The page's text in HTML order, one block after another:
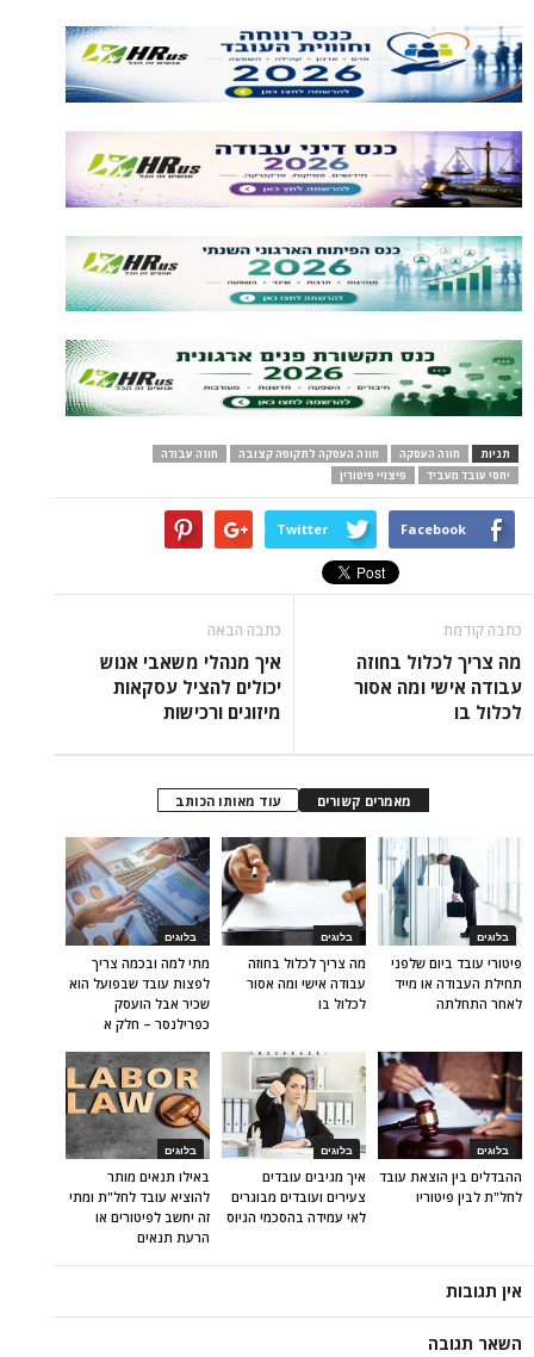
תגיות חוזה העסקה חוזה העסקה לתקופה קצובה
חוזה עבודה
יחסי עובד מעביד
פיצויי פיטורין
Facebook
Twitter
כתבה קודמת
מה צריך לכלול בחוזה
עבודה אישי ומה אסור
לכלול בו
כתבה הבאה
איך מנהלי משאבי אנוש
יכולים להציל עסקאות
מיזוגים ורכישות
מאמרים קשורים עוד מאותו הכותב
בלוגים
מתי למה ובכמה צריך
לפצות עובד שבפועל הוא
שכיר אבל הועסק
כפרילנסר – חלק א
בלוגים
מה צריך לכלול בחוזה
עבודה אישי ומה אסור
לכלול בו
בלוגים
פיטורי עובד ביום שלפני
תחילת העבודה או מייד
לאחר התחלתה
בלוגים
באילו תנאים מותר
להוציא עובד לחל"ת ומתי
זה יחשב לפיטורים או
הרעת תנאים
בלוגים
איך מגיבים עובדים
צעירים ועובדים מבוגרים
לאי עמידה בהסכמי הגיוס
בלוגים
ההבדלים בין הוצאת עובד
לחל"ת לבין פיטוריו
אין תגובות
השאר תגובה